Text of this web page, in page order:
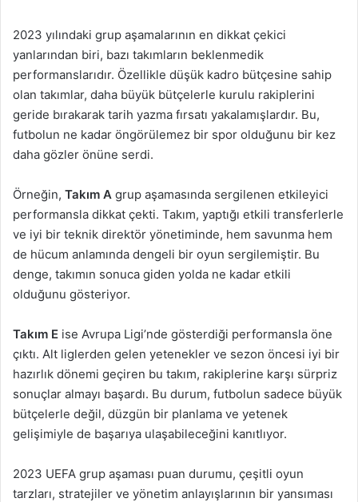
2023 yılındaki grup aşamalarının en dikkat çekici
yanlarından biri, bazı takımların beklenmedik
performanslarıdır. Özellikle düşük kadro bütçesine sahip
olan takımlar, daha büyük bütçelerle kurulu rakiplerini
geride bırakarak tarih yazma fırsatı yakalamışlardır. Bu,
futbolun ne kadar öngörülemez bir spor olduğunu bir kez
daha gözler önüne serdi.
Örneğin, Takım A grup aşamasında sergilenen etkileyici
performansla dikkat çekti. Takım, yaptığı etkili transferlerle
ve iyi bir teknik direktör yönetiminde, hem savunma hem
de hücum anlamında dengeli bir oyun sergilemiştir. Bu
denge, takımın sonuca giden yolda ne kadar etkili
olduğunu gösteriyor.
Takım E ise Avrupa Ligi’nde gösterdiği performansla öne
çıktı. Alt liglerden gelen yetenekler ve sezon öncesi iyi bir
hazırlık dönemi geçiren bu takım, rakiplerine karşı sürpriz
sonuçlar almayı başardı. Bu durum, futbolun sadece büyük
bütçelerle değil, düzgün bir planlama ve yetenek
gelişimiyle de başarıya ulaşabileceğini kanıtlıyor.
2023 UEFA grup aşaması puan durumu, çeşitli oyun
tarzları, stratejiler ve yönetim anlayışlarının bir yansıması